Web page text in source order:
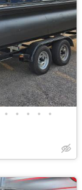
• • • • •